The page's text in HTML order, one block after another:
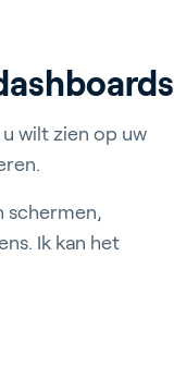
wilt zien op uw
schermen,
Ik kan het